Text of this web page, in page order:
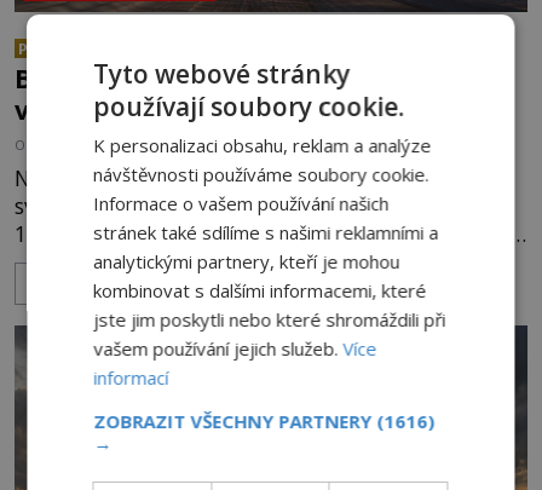
PREMIUM
Bridgewateru? UFO na obloze, monstra
v bažinách!
OD ADRIANA VOJTÍŠKOVÁ 8.8.2026 718
Nad bridgewaterským okolím září jasné sluneční
světlo, když se náhle stane cosi nečekaného. Dne
10. května roku 1760 v deset hodin dopoledne zde
dojde k vůbec prvnímu historicky doloženému
přeletu UFO. Podle záznamů vyzařuje takové
světlo, že vypadá jako „koule hořícího ohně“. Jde
jen o nějaký optický klam, nebo se zde skutečně
právě vznáší mimozemská loď
ZOBRAZIT VÍCE
Tyto webové stránky
používají soubory cookie.
K personalizaci obsahu, reklam a analýze
návštěvnosti používáme soubory cookie.
Informace o vašem používání našich
stránek také sdílíme s našimi reklamními a
analytickými partnery, kteří je mohou
kombinovat s dalšími informacemi, které
jste jim poskytli nebo které shromáždili při
vašem používání jejich služeb.Více
informací
ZOBRAZIT VŠECHNY PARTNERY (1616)
→